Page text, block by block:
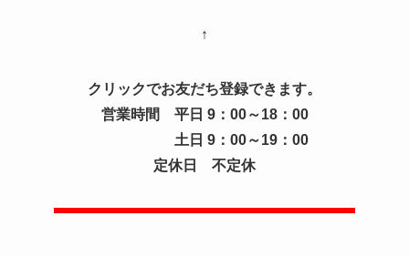
↑
クリックでお友だち登録できます。
営業時間 平日 9：00～18：00
土日 9：00～19：00
定休日 不定休